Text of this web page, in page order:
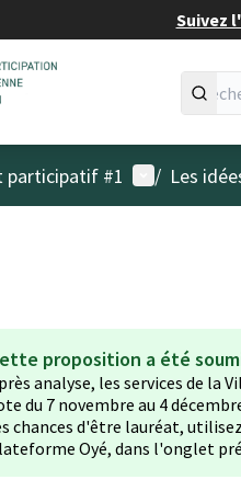
Suivez
participatif #1 Menu
/ Les
proposition a été
analyse, les services de la
du 7 novembre au 4
chances d'être lauréat,
Oyé, dans l'onglet